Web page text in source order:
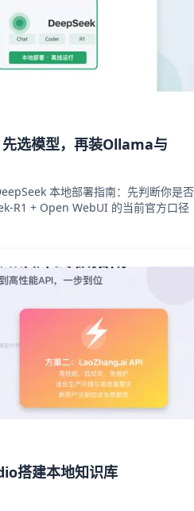
选模型，再装Ollama与
本地部署指南：先判断你是否
R1 + Open WebUI 的当前官方口径
搭建本地知识库